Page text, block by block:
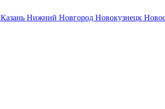
Казань Нижний Новгород Новокузнецк